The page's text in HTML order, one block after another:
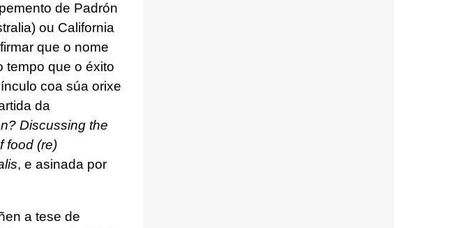
de Padrón
ou California
que o nome
tempo que o éxito
coa súa orixe
da
Discussing the
food (re)
, e asinada por
a tese de